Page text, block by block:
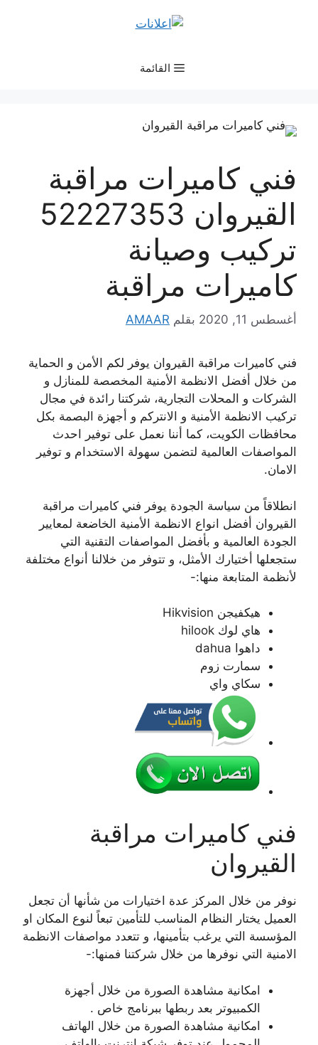
القائمة
فني كاميرات مراقبة
القيروان 52227353
تركيب وصيانة
كاميرات مراقبة
أغسطس 11, 2020 بقلم AMAAR
فني كاميرات مراقبة القيروان يوفر لكم الأمن و الحماية
من خلال أفضل الانظمة الأمنية المخصصة للمنازل و
الشركات و المحلات التجارية، شركتنا رائدة في مجال
تركيب الانظمة الأمنية و الانتركم و أجهزة البصمة بكل
محافظات الكويت، كما أننا نعمل على توفير احدث
المواصفات العالمية لتضمن سهولة الاستخدام و توفير
الامان.
انطلاقاً من سياسة الجودة يوفر فني كاميرات مراقبة
القيروان أفضل انواع الانظمة الأمنية الخاضعة لمعايير
الجودة العالمية و بأفضل المواصفات التقنية التي
ستجعلها أختيارك الأمثل، و تتوفر من خلالنا أنواع مختلفة
لأنظمة المتابعة منها:-
هيكفيجن Hikvision
هاي لوك hilook
داهوا dahua
سمارت زوم
سكاي واي
فني كاميرات مراقبة
القيروان
نوفر من خلال المركز عدة اختيارات من شأنها أن تجعل
العميل يختار النظام المناسب للتأمين تبعاً لنوع المكان او
المؤسسة التي يرغب بتأمينها، و تتعدد مواصفات الانظمة
الامنية التي نوفرها من خلال شركتنا فمنها:-
امكانية مشاهدة الصورة من خلال أجهزة
الكمبيوتر بعد ربطها ببرنامج خاص .
امكانية مشاهدة الصورة من خلال الهاتف